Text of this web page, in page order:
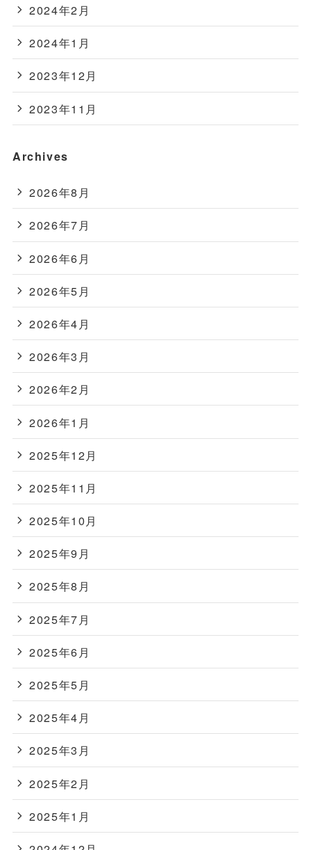
2024年2月
2024年1月
2023年12月
2023年11月
Archives
2026年8月
2026年7月
2026年6月
2026年5月
2026年4月
2026年3月
2026年2月
2026年1月
2025年12月
2025年11月
2025年10月
2025年9月
2025年8月
2025年7月
2025年6月
2025年5月
2025年4月
2025年3月
2025年2月
2025年1月